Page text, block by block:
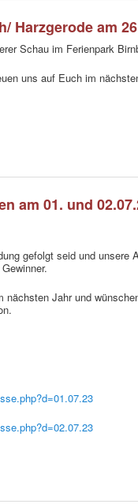
Harzgerode am
Schau im Ferienpark
uns auf Euch im
am 01. und
gefolgt seid und unsere
nächsten Jahr und